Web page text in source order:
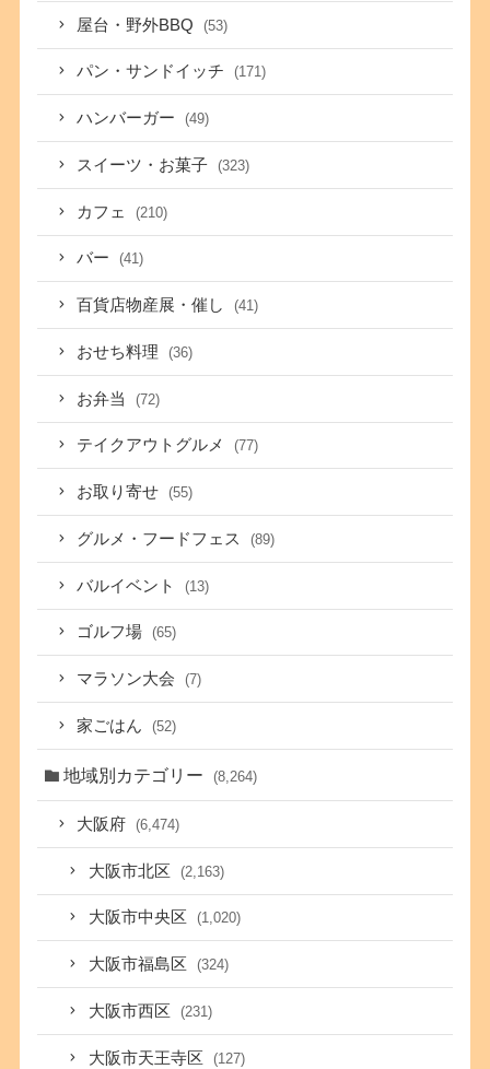
屋台・野外BBQ (53)
パン・サンドイッチ (171)
ハンバーガー (49)
スイーツ・お菓子 (323)
カフェ (210)
バー (41)
百貨店物産展・催し (41)
おせち料理 (36)
お弁当 (72)
テイクアウトグルメ (77)
お取り寄せ (55)
グルメ・フードフェス (89)
バルイベント (13)
ゴルフ場 (65)
マラソン大会 (7)
家ごはん (52)
地域別カテゴリー (8,264)
大阪府 (6,474)
大阪市北区 (2,163)
大阪市中央区 (1,020)
大阪市福島区 (324)
大阪市西区 (231)
大阪市天王寺区 (127)